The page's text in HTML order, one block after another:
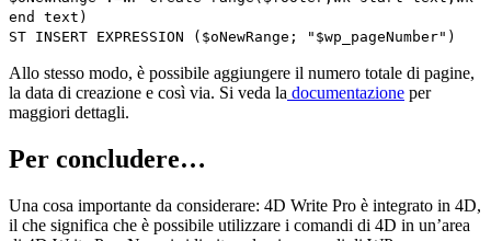
end text )
ST INSERT EXPRESSION ( $oNewRange ; "$wp_pageNumber")
Allo stesso modo, è possibile aggiungere il numero totale di pagine,
la data di creazione e così via. Si veda la documentazione per
maggiori dettagli.
Per concludere…
Una cosa importante da considerare: 4D Write Pro è integrato in 4D,
il che significa che è possibile utilizzare i comandi di 4D in un’area